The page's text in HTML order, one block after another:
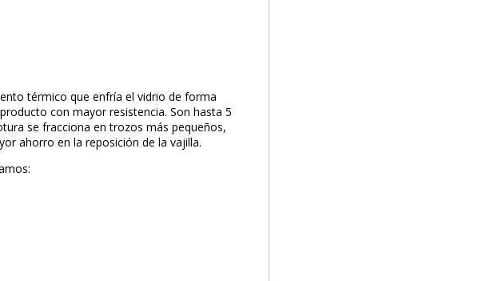
térmico que enfría el vidrio de forma
con mayor resistencia. Son hasta 5
se fracciona en trozos más pequeños,
ahorro en la reposición de la vajilla.